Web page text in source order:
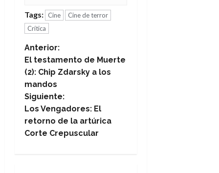
Tags: Cine
Cine de terror
Crítica
N
a
v
e
g
Anterior:
El testamento de Muerte
(2): Chip Zdarsky a los
mandos
Siguiente:
Los Vengadores: El
retorno de la artúrica
Corte Crepuscular